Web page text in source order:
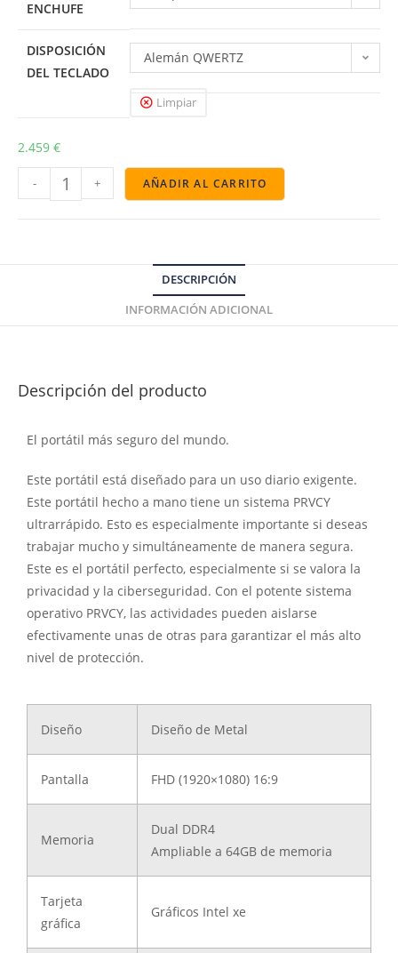
ENCHUFE
DISPOSICIÓN
DEL TECLADO
Alemán QWERTZ
Limpiar
2.459 €
- + AÑADIR AL CARRITO
DESCRIPCIÓN
INFORMACIÓN ADICIONAL
Descripción del producto
El portátil más seguro del mundo.
Este portátil está diseñado para un uso diario exigente.
Este portátil hecho a mano tiene un sistema PRVCY
ultrarrápido. Esto es especialmente importante si deseas
trabajar mucho y simultáneamente de manera segura.
Este es el portátil perfecto, especialmente si se valora la
privacidad y la ciberseguridad. Con el potente sistema
operativo PRVCY, las actividades pueden aislarse
efectivamente unas de otras para garantizar el más alto
nivel de protección.
Diseño Diseño de Metal
Pantalla FHD (1920×1080) 16:9
Memoria
Dual DDR4
Ampliable a 64GB de memoria
Tarjeta
gráfica
Gráficos Intel xe